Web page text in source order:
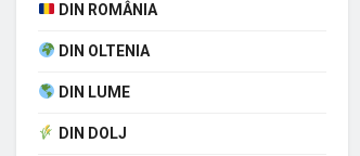
DIN ROMÂNIA
DIN OLTENIA
DIN LUME
DIN DOLJ